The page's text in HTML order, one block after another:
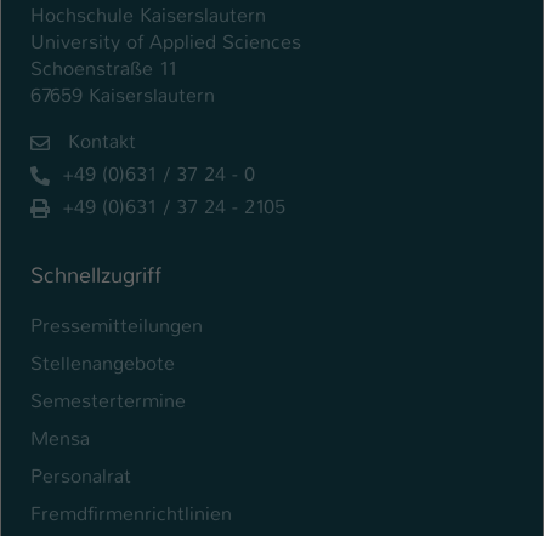
Hochschule Kaiserslautern
University of Applied Sciences
Schoenstraße 11
67659 Kaiserslautern
Kontakt
+49 (0)631 / 37 24 - 0
+49 (0)631 / 37 24 - 2105
Schnellzugriff
Pressemitteilungen
Stellenangebote
Semestertermine
Mensa
Personalrat
Fremdfirmenrichtlinien